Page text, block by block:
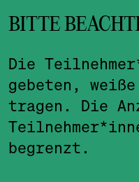
BITTE
Die
gebeten,
tragen. Die
begrenzt.